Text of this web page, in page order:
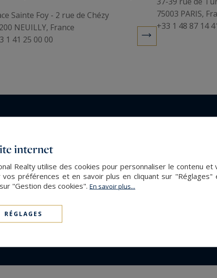
Sainte Foy - 2 rue de Chézy
NEUILLY, France
1 41 25 00 00
75003 PARIS,
+33 1 48 87 14
internet
Realty utilise des cookies pour personnaliser le contenu et
préférences et en savoir plus en cliquant sur
"Gestion des cookies". En savoir plus...
RÉGLAGES